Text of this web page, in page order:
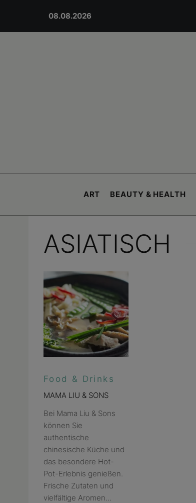
08.08.2026
ART BEAUTY & HEALTH
ASIATISCH
Food & Drinks
MAMA LIU & SONS
Bei Mama Liu & Sons
können Sie
authentische
chinesische Küche und
das besondere Hot-
Pot-Erlebnis genießen.
Frische Zutaten und
vielfältige Aromen...